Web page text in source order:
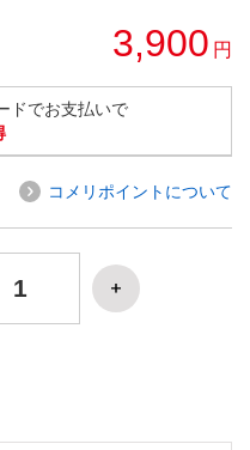
3,900 円
ドでお支払いで
コメリポイントについて